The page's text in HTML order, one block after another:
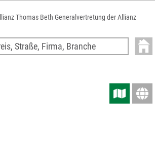
Thomas Beth Generalvertretung der Allianz